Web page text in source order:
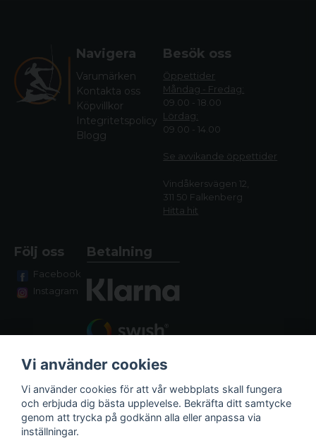
Navigera
Varumärken
Kontakta oss
Köpvillkor
Integritetspolicy
Blogg
Besök oss
Öppettider
Måndag - Fredag:
09.00 - 18.00
Lördag:
09.00 - 14.00
Se avvikande öppettider
Vindåkersvägen 12,
311 50 Falkenberg
Hitta hit
Följ oss
Facebook
Instagram
Betalning
Fraktalternativ
Vi använder cookies
Vi använder cookies för att vår webbplats skall fungera
och erbjuda dig bästa upplevelse. Bekräfta ditt samtycke
genom att trycka på godkänn alla eller anpassa via
inställningar.